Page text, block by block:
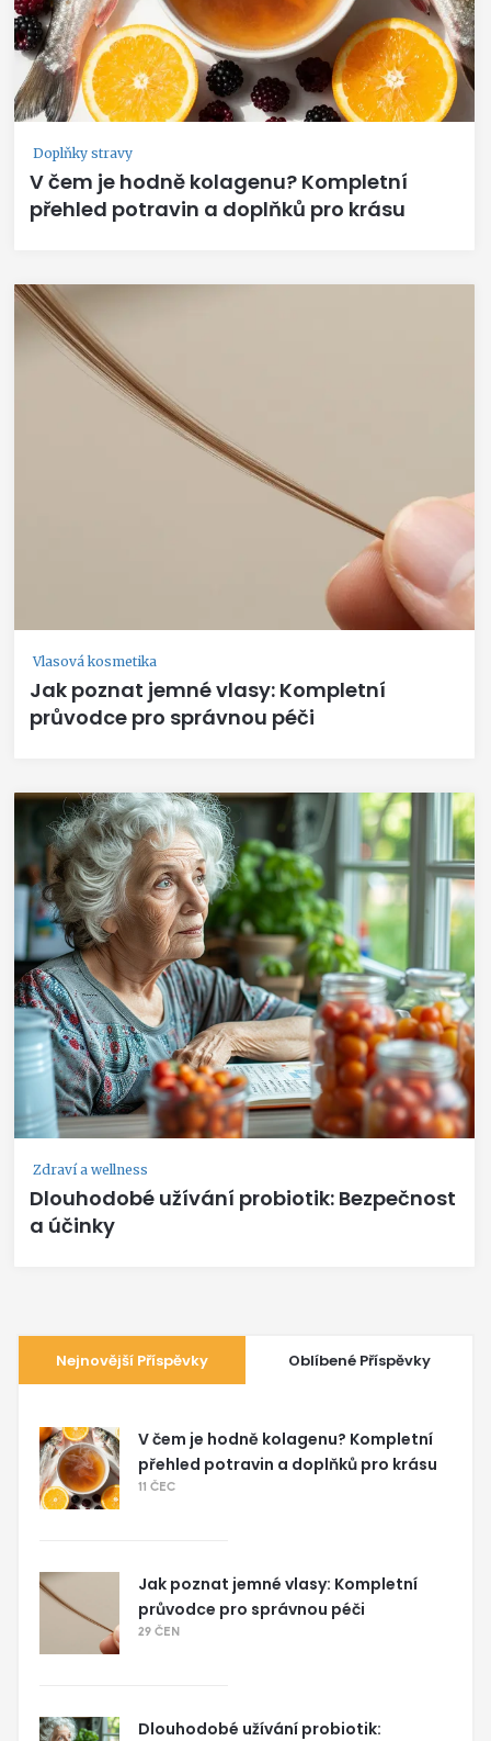
Doplňky stravy
V čem je hodně kolagenu? Kompletní
přehled potravin a doplňků pro krásu
Vlasová kosmetika
Jak poznat jemné vlasy: Kompletní
průvodce pro správnou péči
Zdraví a wellness
Dlouhodobé užívání probiotik: Bezpečnost
a účinky
Nejnovější Příspěvky Oblíbené Příspěvky
V čem je hodně kolagenu? Kompletní
přehled potravin a doplňků pro krásu
11 ČEC
Jak poznat jemné vlasy: Kompletní
průvodce pro správnou péči
29 ČEN
Dlouhodobé užívání probiotik: